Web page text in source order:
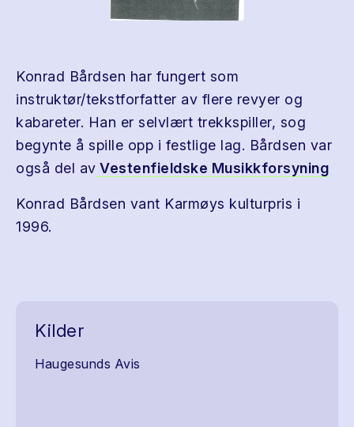
Konrad Bårdsen har fungert som
instruktør/tekstforfatter av flere revyer og
kabareter. Han er selvlært trekkspiller, sog
begynte å spille opp i festlige lag. Bårdsen var
også del av Vestenfieldske Musikkforsyning
Konrad Bårdsen vant Karmøys kulturpris i
1996.
Kilder
Haugesunds Avis